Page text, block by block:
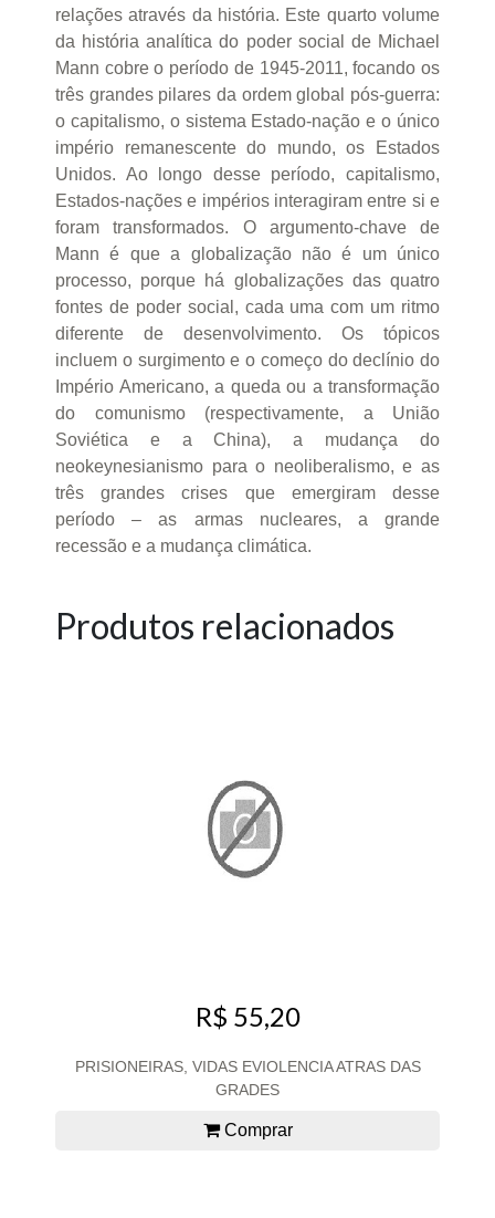
relações através da história. Este quarto volume
da história analítica do poder social de Michael
Mann cobre o período de 1945-2011, focando os
três grandes pilares da ordem global pós-guerra:
o capitalismo, o sistema Estado-nação e o único
império remanescente do mundo, os Estados
Unidos. Ao longo desse período, capitalismo,
Estados-nações e impérios interagiram entre si e
foram transformados. O argumento-chave de
Mann é que a globalização não é um único
processo, porque há globalizações das quatro
fontes de poder social, cada uma com um ritmo
diferente de desenvolvimento. Os tópicos
incluem o surgimento e o começo do declínio do
Império Americano, a queda ou a transformação
do comunismo (respectivamente, a União
Soviética e a China), a mudança do
neokeynesianismo para o neoliberalismo, e as
três grandes crises que emergiram desse
período – as armas nucleares, a grande
recessão e a mudança climática.
Produtos relacionados
R$ 55,20
PRISIONEIRAS, VIDAS EVIOLENCIA ATRAS DAS
GRADES
Comprar